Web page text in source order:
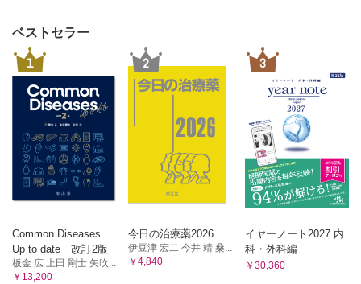
ベストセラー
1
Common Diseases
Up to date 改訂2版
板金 広 上田 剛士 矢吹...
￥13,200
2
今日の治療薬2026
伊豆津 宏二 今井 靖 桑...
￥4,840
3
イヤーノート2027 内
科・外科編
￥30,360